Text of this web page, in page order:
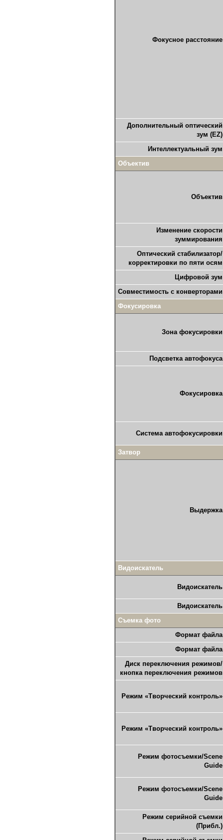
Фокусное расстояние
Дополнительный оптический
зум (EZ)
Интеллектуальный зум
Объектив
Объектив
Изменение скорости
зуммирования
Оптический стабилизатор/
корректировки по пяти осям
Цифровой зум
Совместимость с конверторами
Фокусировка
Зона фокусировки
Подсветка автофокуса
Фокусировка
Система автофокусировки
Затвор
Выдержка
Видоискатель
Видоискатель
Видоискатель
Съемка фото
Формат файла
Формат файла
Диск переключения режимов/
кнопка переключения режимов
Режим «Творческий контроль»
Режим «Творческий контроль»
Режим фотосъемки/Scene
Guide
Режим фотосъемки/Scene
Guide
Режим серийной съемки
(Прибл.)